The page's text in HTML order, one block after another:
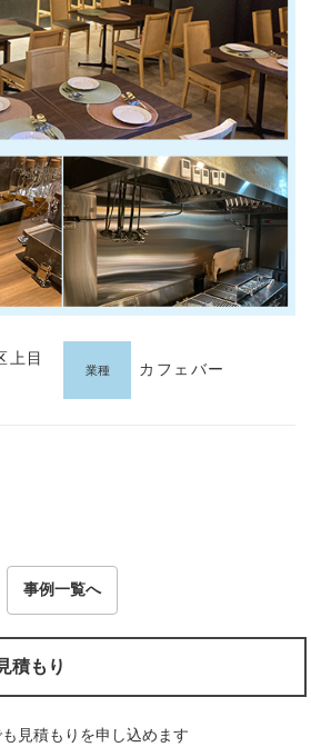
上目
業種 カフェバー
事例一覧へ
積もり
も見積もりを申し込めます